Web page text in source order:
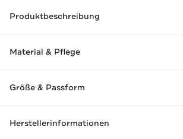
Produktbeschreibung
Material & Pflege
Größe & Passform
Herstellerinformationen